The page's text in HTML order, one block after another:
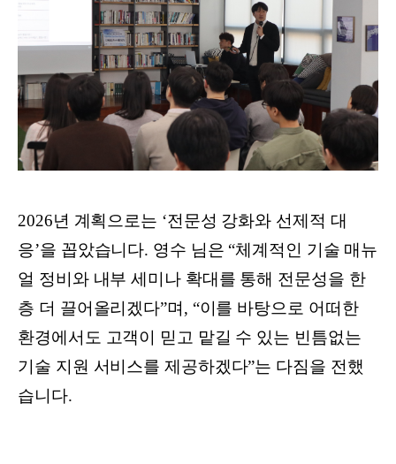
2026년 계획으로는 ‘전문성 강화와 선제적 대
응’을 꼽았습니다. 영수 님은 “체계적인 기술 매뉴
얼 정비와 내부 세미나 확대를 통해 전문성을 한
층 더 끌어올리겠다”며, “이를 바탕으로 어떠한
환경에서도 고객이 믿고 맡길 수 있는 빈틈없는
기술 지원 서비스를 제공하겠다”는 다짐을 전했
습니다.